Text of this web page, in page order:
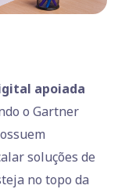
apoiada
o Gartner
soluções de
no topo da